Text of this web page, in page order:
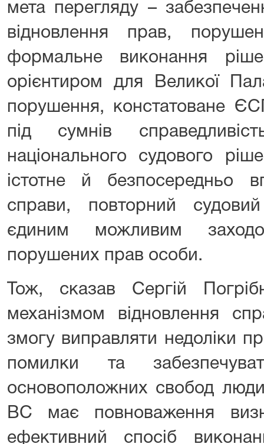
мета перегляду –
відновлення прав,
формальне виконання
орієнтиром для Великої
порушення, констатоване
під сумнів
національного судового
істотне й безпосередньо
справи, повторний
єдиним можливим
порушених прав особи.
Тож, сказав Сергій
механізмом відновлення
змогу виправляти недоліки
помилки та
основоположних свобод
ВС має повноваження
ефективний спосіб